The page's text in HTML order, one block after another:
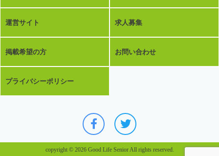
運営サイト 求人募集
掲載希望の方 お問い合わせ
プライバシーポリシー
copyright © 2026 Good Life Senior All rights reserved.